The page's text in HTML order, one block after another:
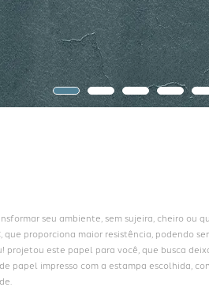
seu ambiente, sem sujeira, cheiro ou
que proporciona maior resistência, podendo
projetou este papel para você, que busca
papel impresso com a estampa escolhida,